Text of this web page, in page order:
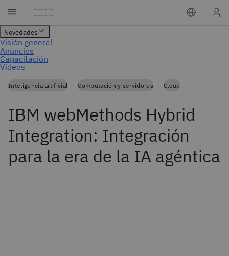
Inteligencia artificial Computación y servidores Cloud
IBM webMethods Hybrid
Integration: Integración
para la era de la IA agéntica